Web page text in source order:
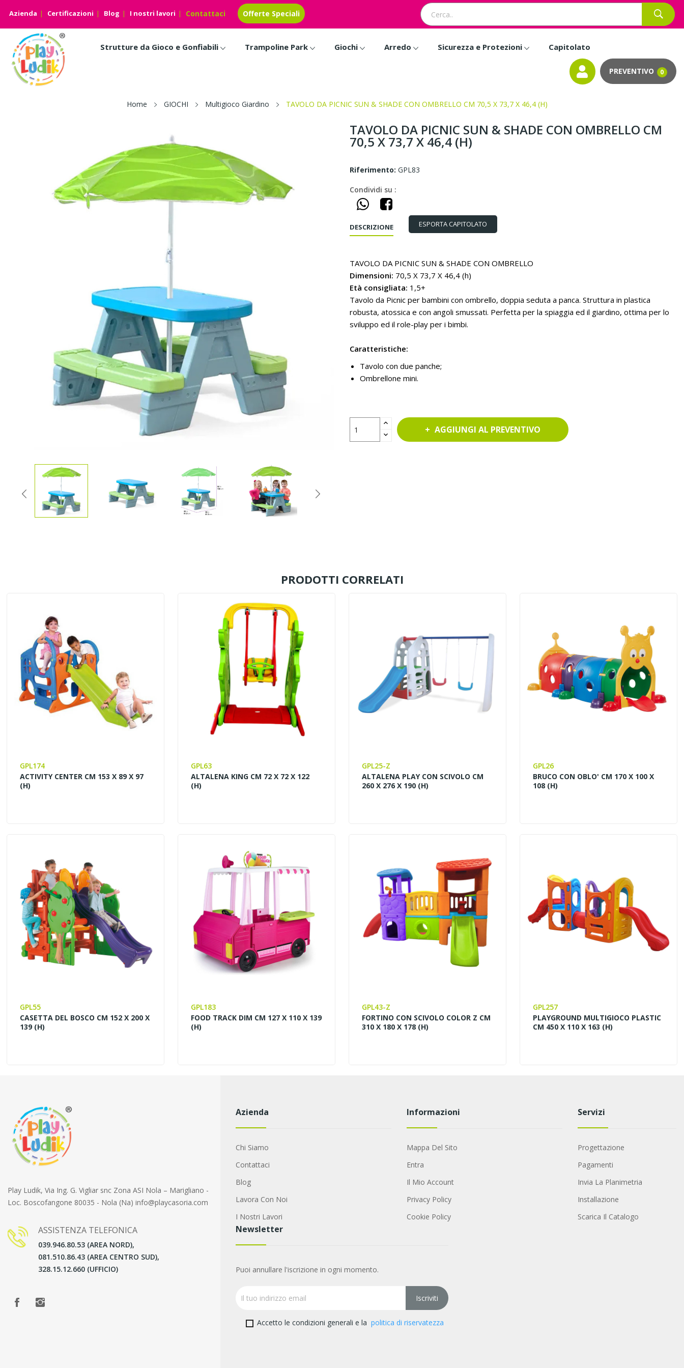
Contattaci Offerte Speciali
Azienda Certificazioni Blog I nostri lavori
Strutture da Gioco e Gonfiabili Trampoline Park Giochi Arredo Sicurezza e Protezioni Capitolato
0
Home GIOCHI Multigioco Giardino TAVOLO DA PICNIC SUN & SHADE CON OMBRELLO CM 70,5 X 73,7 X 46,4 (H)
TAVOLO DA PICNIC SUN & SHADE CON OMBRELLO CM
70,5 X 73,7 X 46,4 (H)
Riferimento: GPL83
Condividi su :
DESCRIZIONE ESPORTA CAPITOLATO
TAVOLO DA PICNIC SUN & SHADE CON OMBRELLO
Dimensioni: 70,5 X 73,7 X 46,4 (h)
Età consigliata: 1,5+
Tavolo da Picnic per bambini con ombrello, doppia seduta a panca. Struttura in plastica
robusta, atossica e con angoli smussati. Perfetta per la spiaggia ed il giardino, ottima per lo
sviluppo ed il role-play per i bimbi.
Caratteristiche:
Tavolo con due panche;
Ombrellone mini.
AGGIUNGI AL PREVENTIVO
PRODOTTI CORRELATI
GPL174
ACTIVITY CENTER CM 153 X 89 X 97
(H)
GPL63
ALTALENA KING CM 72 X 72 X 122
(H)
GPL25-Z
ALTALENA PLAY CON SCIVOLO CM
260 X 276 X 190 (H)
GPL26
BRUCO CON OBLO' CM 170 X 100 X
108 (H)
GPL55
CASETTA DEL BOSCO CM 152 X 200 X
139 (H)
GPL183
FOOD TRACK DIM CM 127 X 110 X 139
(H)
GPL43-Z
FORTINO CON SCIVOLO COLOR Z CM
310 X 180 X 178 (H)
GPL257
PLAYGROUND MULTIGIOCO PLASTIC
CM 450 X 110 X 163 (H)
Play Ludik, Via Ing. G. Vigliar snc Zona ASI Nola – Marigliano -
Loc. Boscofangone 80035 - Nola (Na) info@playcasoria.com
ASSISTENZA TELEFONICA
039.946.80.53 (AREA NORD),
081.510.86.43 (AREA CENTRO SUD),
328.15.12.660 (UFFICIO)
Azienda
Chi Siamo
Contattaci
Blog
Lavora Con Noi
I Nostri Lavori
Informazioni
Mappa Del Sito
Entra
Il Mio Account
Privacy Policy
Cookie Policy
Servizi
Progettazione
Pagamenti
Invia La Planimetria
Installazione
Scarica Il Catalogo
Newsletter
Puoi annullare l'iscrizione in ogni momento.
Accetto le condizioni generali e la politica di riservatezza